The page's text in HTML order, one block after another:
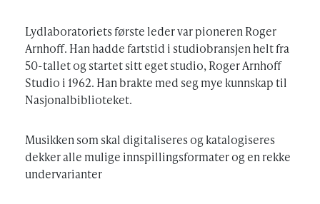
Lydlaboratoriets første leder var pioneren Roger
Arnhoff. Han hadde fartstid i studiobransjen helt fra
50-tallet og startet sitt eget studio, Roger Arnhoff
Studio i 1962. Han brakte med seg mye kunnskap til
Nasjonalbiblioteket.
Musikken som skal digitaliseres og katalogiseres
dekker alle mulige innspillingsformater og en rekke
undervarianter